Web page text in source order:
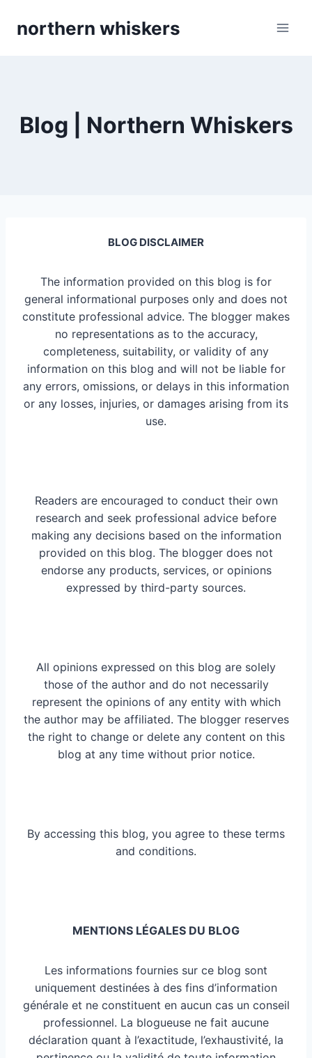
northern whiskers
Blog | Northern Whiskers
BLOG DISCLAIMER
The information provided on this blog is for
general informational purposes only and does not
constitute professional advice. The blogger makes
no representations as to the accuracy,
completeness, suitability, or validity of any
information on this blog and will not be liable for
any errors, omissions, or delays in this information
or any losses, injuries, or damages arising from its
use.
Readers are encouraged to conduct their own
research and seek professional advice before
making any decisions based on the information
provided on this blog. The blogger does not
endorse any products, services, or opinions
expressed by third-party sources.
All opinions expressed on this blog are solely
those of the author and do not necessarily
represent the opinions of any entity with which
the author may be affiliated. The blogger reserves
the right to change or delete any content on this
blog at any time without prior notice.
By accessing this blog, you agree to these terms
and conditions.
MENTIONS LÉGALES DU BLOG
Les informations fournies sur ce blog sont
uniquement destinées à des fins d’information
générale et ne constituent en aucun cas un conseil
professionnel. La blogueuse ne fait aucune
déclaration quant à l’exactitude, l’exhaustivité, la